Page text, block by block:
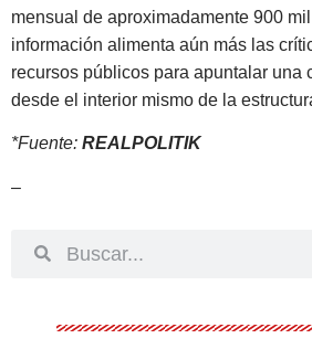
mensual de aproximadamente 900
información alimenta aún más las
recursos públicos para apuntalar una
desde el interior mismo de la
*Fuente: REALPOLITIK
–